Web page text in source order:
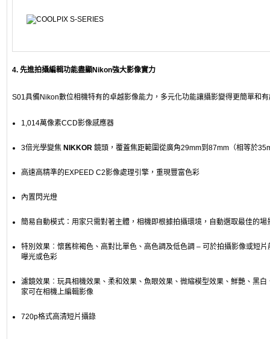
4. 先進拍攝編輯功能盡顯Nikon強大影像實力
S01具備Nikon數位相機特有的卓越影像能力，多元化功能讓攝影變得更簡單和
1,014萬像素CCD影像感應器
3倍光學變焦 NIKKOR 鏡頭，覆蓋焦距範圍從廣角29mm到87mm（相等於
高速高精準的EXPEED C2影像處理引擎，重現豐富色彩
內置閃光燈
簡易自動模式：用家只需對著主體，相機即根據拍攝環境，自動選取最佳的場
特別效果︰懷舊棕褐色、高對比單色、高色調及低色調 – 可於拍攝影像或短
曝光或色彩
濾鏡效果︰玩具相機效果、柔和效果、魚眼效果、微縮模型效果、鮮艷、黑白
家可在相機上編輯影像
720p格式高清短片攝錄